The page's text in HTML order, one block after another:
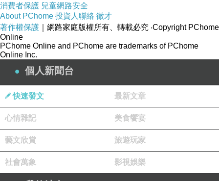
消費者保護 兒童網路安全
About PChome 投資人聯絡 徵才
著作權保護 ｜網路家庭版權所有、轉載必究 ‧Copyright PChome
Online
PChome Online and PChome are trademarks of PChome
Online Inc.
個人新聞台
快速發文 最新文章
心情雜記 美食饗宴
藝文欣賞 旅遊玩家
社會萬象 影視娛樂